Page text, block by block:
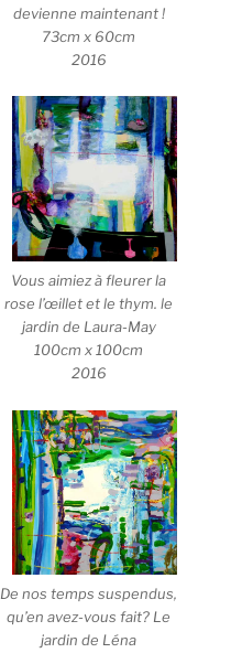
devienne maintenant !
73cm x 60cm
2016
Vous aimiez à fleurer la
rose l’œillet et le thym. le
jardin de Laura-May
100cm x 100cm
2016
De nos temps suspendus,
qu’en avez-vous fait? Le
jardin de Léna